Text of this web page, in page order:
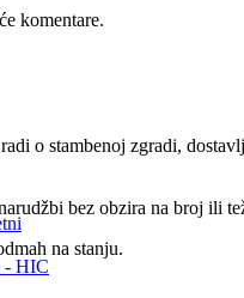
- HIC
komentare.
o stambenoj zgradi,
bez obzira na broj ili
na stanju.